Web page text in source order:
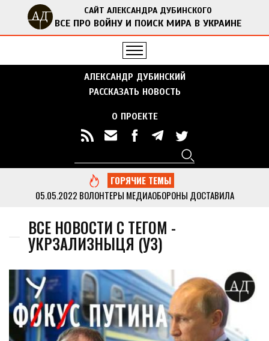
САЙТ АЛЕКСАНДРА ДУБИНСКОГО
ВСЕ ПРО ВОЙНУ И ПОИСК МИРА В УКРАИНЕ
АЛЕКСАНДР ДУБИНСКИЙ
РАССКАЗАТЬ НОВОСТЬ
О ПРОЕКТЕ
Форма поискаГОРЯЧИЕ ТЕМЫ
05.05.2022 ВОЛОНТЕРЫ МЕДИАОБОРОНЫ ДОСТАВИЛА
ОБЛАСТИ...
13.05.2022 ДУБИНСКИЙ ВМЕСТЕ С АКТИВИСТАМИ МЕДИАОБОРОНЫ
ПРИВЕЗ ГУМАНИТАРНУЮ ПОМОЩЬ В КИЕВСКУЮ ОБЛАСТЬ
ГУМАНИТАРНОЙ ПОМОЩИ ИЗ ИТАЛИИ
11.05.2022МЕДИАОБОРОНА ДОСТАВИЛА ГУМАНИТАРНУЮ ПОМОЩЬ В
СЕЛА БУЧАНСКОГО РАЙОНА ...
27.04.2022МЕДИАОБОРОНА ПОМОГЛА ВСУ НАЙТИ АВТО ДЛЯ
ФРОНТА И РАЗЫСКИВАЕТ ЕЩЕ ОДИН ПАРКЕТНИК ДЛЯ УКРАИНСКИХ
ВОИНОВ...
ВСЕ НОВОСТИ С ТЕГОМ -
УКРЗАЛИЗНЫЦЯ (УЗ)